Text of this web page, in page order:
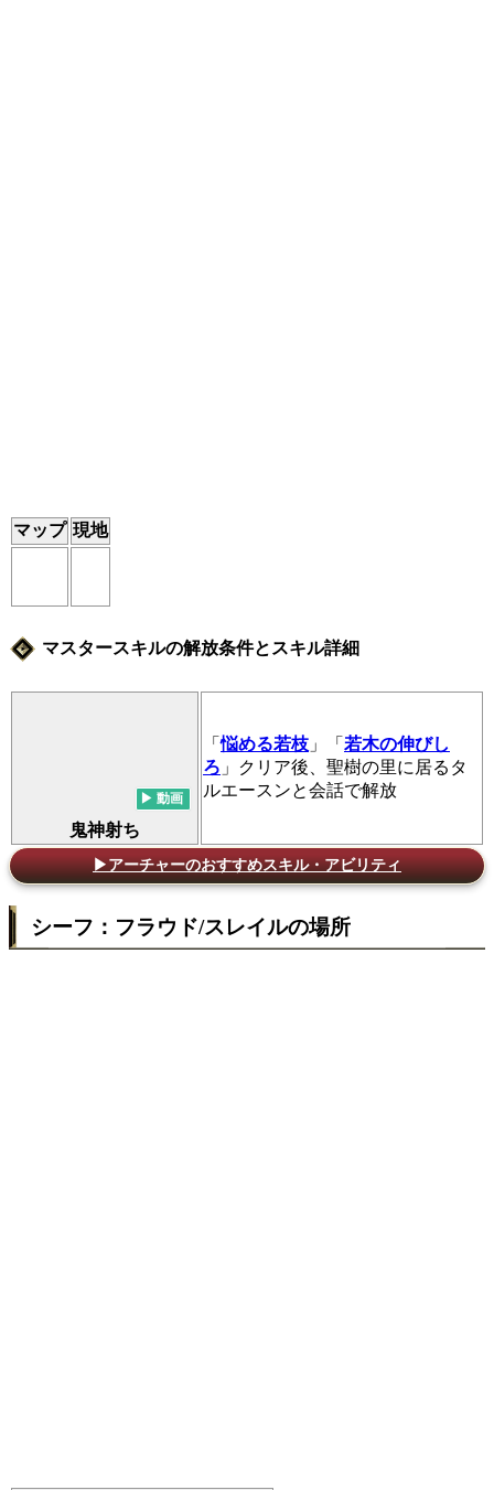
マップ 現地
マスタースキルの解放条件とスキル詳細
鬼神射ち
「悩める若枝 」「 若木の伸びし
ろ 」クリア後、聖樹の里に居るタ
ルエースンと会話で解放
▶アーチャーのおすすめスキル・アビリティ
シーフ：フラウド/スレイルの場所